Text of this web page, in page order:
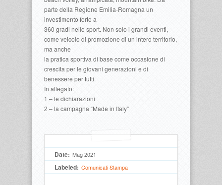
parte della Regione Emilia-Romagna un
investimento forte a
360 gradi nello sport. Non solo i grandi eventi,
come veicolo di promozione di un intero territorio,
ma anche
la pratica sportiva di base come occasione di
crescita per le giovani generazioni e di
benessere per tutti.
In allegato:
1 – le dichiarazioni
2 – la campagna “Made in Italy”
Date: Mag 2021
Labeled: Comunicati Stampa